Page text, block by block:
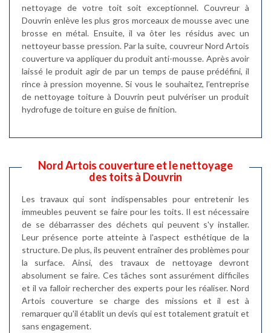
nettoyage de votre toit soit exceptionnel. Couvreur à
Douvrin enlève les plus gros morceaux de mousse avec une
brosse en métal. Ensuite, il va ôter les résidus avec un
nettoyeur basse pression. Par la suite, couvreur Nord Artois
couverture va appliquer du produit anti-mousse. Après avoir
laissé le produit agir de par un temps de pause prédéfini, il
rince à pression moyenne. Si vous le souhaitez, l’entreprise
de nettoyage toiture à Douvrin peut pulvériser un produit
hydrofuge de toiture en guise de finition.
Nord Artois couverture et le nettoyage
des toits à Douvrin
Les travaux qui sont indispensables pour entretenir les
immeubles peuvent se faire pour les toits. Il est nécessaire
de se débarrasser des déchets qui peuvent s'y installer.
Leur présence porte atteinte à l'aspect esthétique de la
structure. De plus, ils peuvent entraîner des problèmes pour
la surface. Ainsi, des travaux de nettoyage devront
absolument se faire. Ces tâches sont assurément difficiles
et il va falloir rechercher des experts pour les réaliser. Nord
Artois couverture se charge des missions et il est à
remarquer qu'il établit un devis qui est totalement gratuit et
sans engagement.